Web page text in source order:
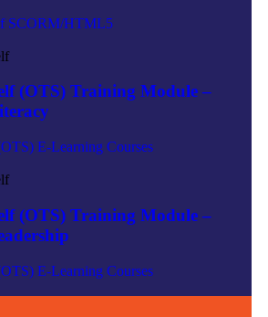
SCORM/HTML5
(OTS) Training Module –
E-Learning Courses
(OTS) Training Module –
E-Learning Courses